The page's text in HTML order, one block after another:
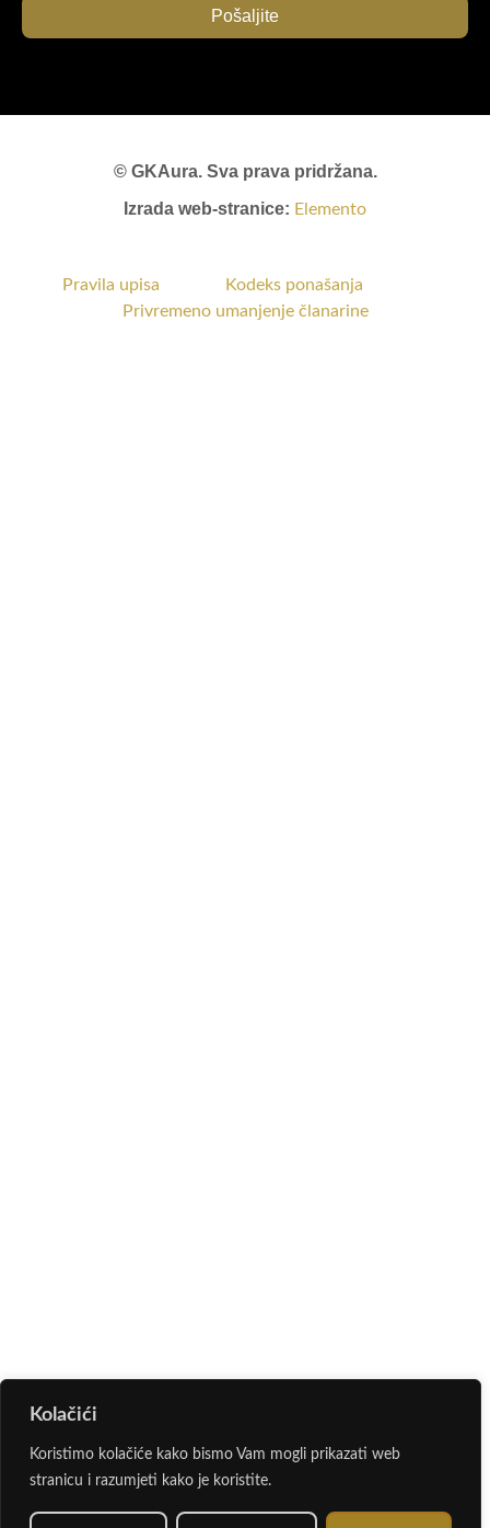
Kolačići
Koristimo kolačiće kako bismo Vam mogli prikazati web
stranicu i razumjeti kako je koristite.
Pošaljite
© GKAura. Sva prava pridržana.
Izrada web-stranice: Elemento
Pravila upisa
Kodeks ponašanja
Privremeno umanjenje članarine